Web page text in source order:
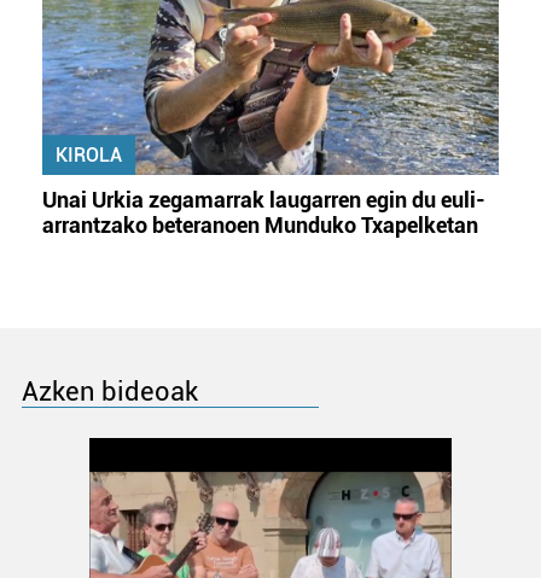
KIROLA
Unai Urkia zegamarrak laugarren egin du euli-
arrantzako beteranoen Munduko Txapelketan
Azken bideoak